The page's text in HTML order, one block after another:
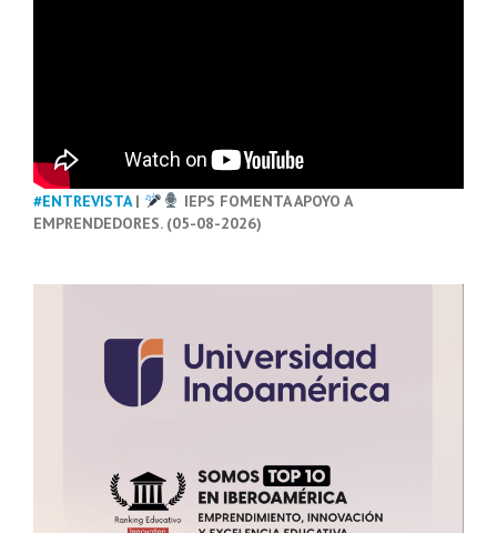
#ENTREVISTA|
IEPS FOMENTA APOYO A
EMPRENDEDORES. (05-08-2026)